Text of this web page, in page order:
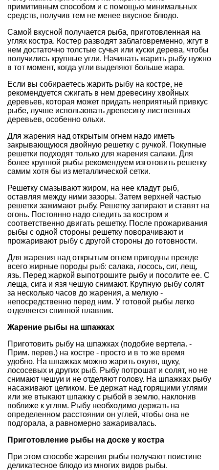
примитивным способом и с помощью минимальных
средств, получив тем не менее вкусное блюдо.
Самой вкусной получается рыба, приготовленная на
углях костра. Костер разводят заблаговременно, жгут в
нем достаточно толстые сучья или куски дерева, чтобы
получились крупные угли. Начинать жарить рыбу нужно
в тот момент, когда угли выделяют больше жара.
Если вы собираетесь жарить рыбу на костре, не
рекомендуется сжигать в нем древесину хвойных
деревьев, которая может придать неприятный привкус
рыбе, лучше использовать древесину лиственных
деревьев, особенно ольхи.
Для жарения над открытым огнем надо иметь
закрывающуюся двойную решетку с ручкой. Покупные
решетки подходят только для жарения салаки. Для
более крупной рыбы рекомендуем изготовить решетку
самим хотя бы из металлической сетки.
Решетку смазывают жиром, на нее кладут рыб,
оставляя между ними зазоры. Затем верхней частью
решетки зажимают рыбу. Решетку запирают и ставят на
огонь. Постоянно надо следить за костром и
соответственно двигать решетку. После прожаривания
рыбы с одной стороны решетку поворачивают и
прожаривают рыбу с другой стороны до готовности.
Для жарения над открытым огнем пригодны прежде
всего жирные породы рыб: салака, лосось, сиг, лещ,
язь. Перед жаркой выпотрошите рыбу и посолите ее. С
леща, сига и язя чешую снимают. Крупную рыбу солят
за несколько часов до жарения, а мелкую -
непосредственно перед ним. У готовой рыбы легко
отделяется спинной плавник.
Жарение рыбы на шпажках
Приготовить рыбу на шпажках (подобие вертела. -
Прим. перев.) на костре - просто и в то же время
удобно. На шпажках можно жарить окуня, щуку,
лососевых и других рыб. Рыбу потрошат и солят, но не
снимают чешуи и не отделяют голову. На шпажках рыбу
насаживают целиком. Ее держат над горящими углями
или же втыкают шпажку с рыбой в землю, наклонив
поближе к углям. Рыбу необходимо держать на
определенном расстоянии он углей, чтобы она не
подгорала, а равномерно зажаривалась.
Приготовление рыбы на доске у костра
При этом способе жарения рыбы получают поистине
деликатесное блюдо из многих видов рыбы.